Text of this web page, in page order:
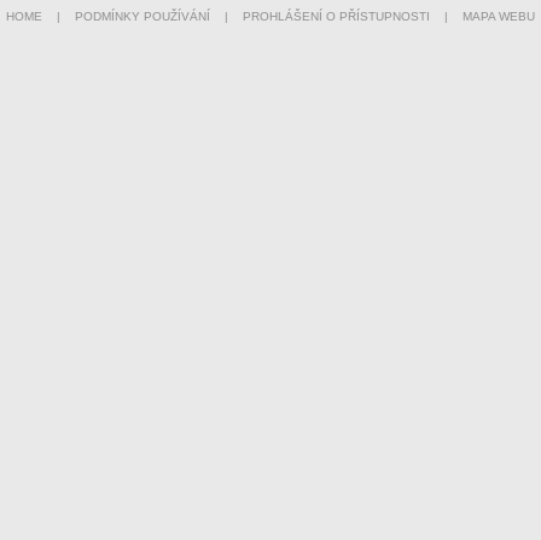
HOME | PODMÍNKY POUŽÍVÁNÍ | PROHLÁŠENÍ O PŘÍSTUPNOSTI | MAPA WEBU